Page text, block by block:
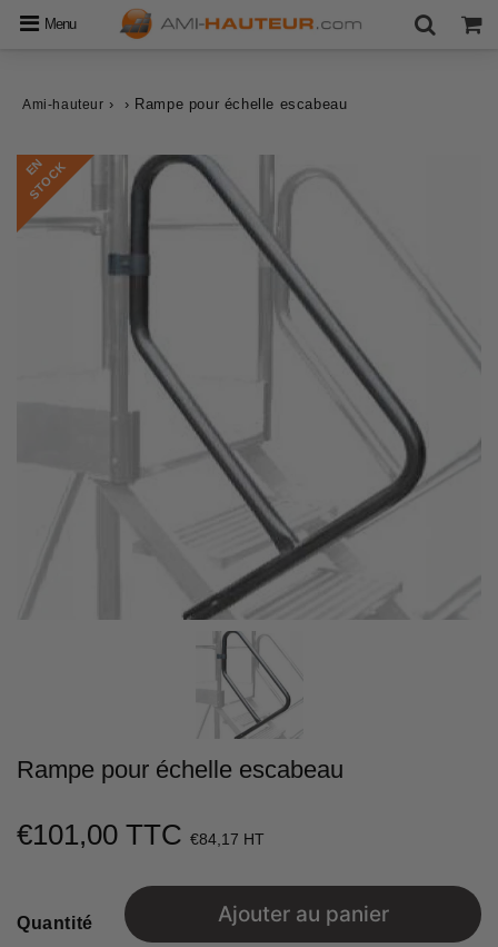
Menu
Ami-hauteur › › Rampe pour échelle escabeau
E
N
S
T
O
C
K
Rampe pour échelle escabeau
€101,00 TTC €84,17 HT
Quantité Ajouter au panier